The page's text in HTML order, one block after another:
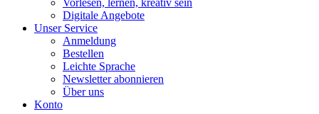
Vorlesen, lernen, kreativ sein
Digitale Angebote
Unser Service
Anmeldung
Bestellen
Leichte Sprache
Newsletter abonnieren
Über uns
Konto